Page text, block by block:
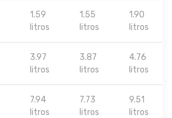
1.59
litros
1.55
litros
1.90
litros
3.97
litros
3.87
litros
4.76
litros
7.94
litros
7.73
litros
9.51
litros